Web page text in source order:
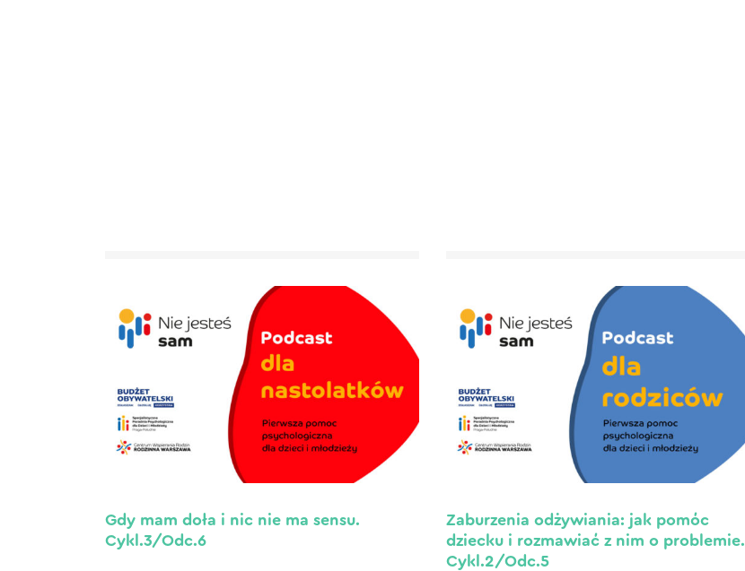
Gdy mam doła i nic nie ma sensu.
Cykl.3/Odc.6
Zaburzenia odżywiania: jak pomóc
dziecku i rozmawiać z nim o problemie.
Cykl.2/Odc.5